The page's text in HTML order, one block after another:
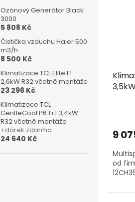
Ozónový Generátor Black
3000
5 808 Kč
Čistička vzduchu Haier 500
m3/h
8 500 Kč
Klimatizace TCL Elite F1
2,6kW R32 včetně montáže
23 296 Kč
Klimatizace TCL
GentleCool P6 1+1 3,4kW
R32 včetně montáže
+dárek zdarma
24 640 Kč 9
od